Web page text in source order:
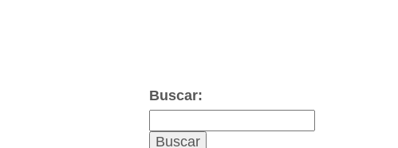
Buscar: